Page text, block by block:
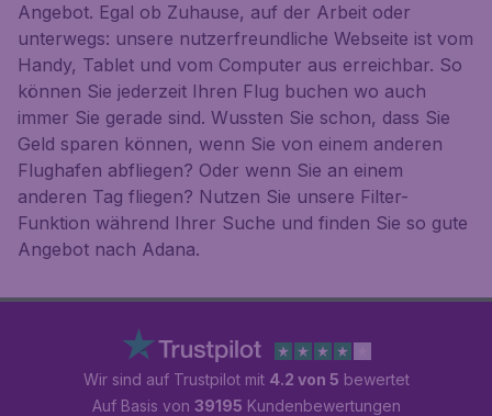
Angebot. Egal ob Zuhause, auf der Arbeit oder
unterwegs: unsere nutzerfreundliche Webseite ist vom
Handy, Tablet und vom Computer aus erreichbar. So
können Sie jederzeit Ihren Flug buchen wo auch
immer Sie gerade sind. Wussten Sie schon, dass Sie
Geld sparen können, wenn Sie von einem anderen
Flughafen abfliegen? Oder wenn Sie an einem
anderen Tag fliegen? Nutzen Sie unsere Filter-
Funktion während Ihrer Suche und finden Sie so gute
Angebot nach Adana.
Wir sind auf Trustpilot mit 4.2 von 5 bewertet
Auf Basis von 39195 Kundenbewertungen